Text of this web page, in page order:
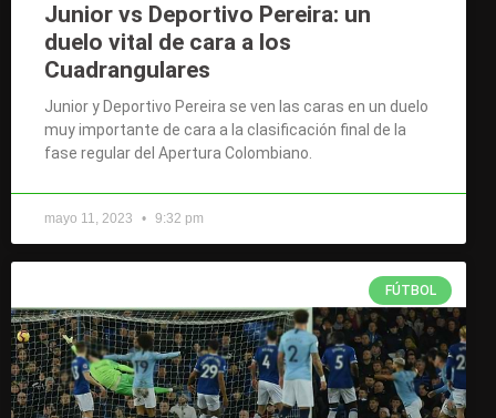
Junior vs Deportivo Pereira: un
duelo vital de cara a los
Cuadrangulares
Junior y Deportivo Pereira se ven las caras en un duelo
muy importante de cara a la clasificación final de la
fase regular del Apertura Colombiano.
mayo 11, 2023 9:32 pm
FÚTBOL